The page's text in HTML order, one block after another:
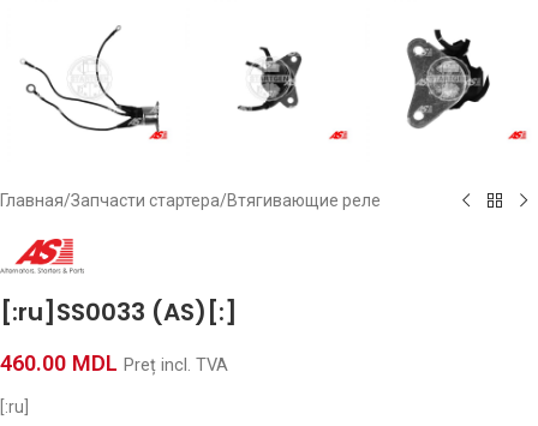
Главная/Запчасти стартера/Втягивающие реле
[:ru]SS0033 (AS)[:]
460.00 MDL Preț incl. TVA
[:ru]